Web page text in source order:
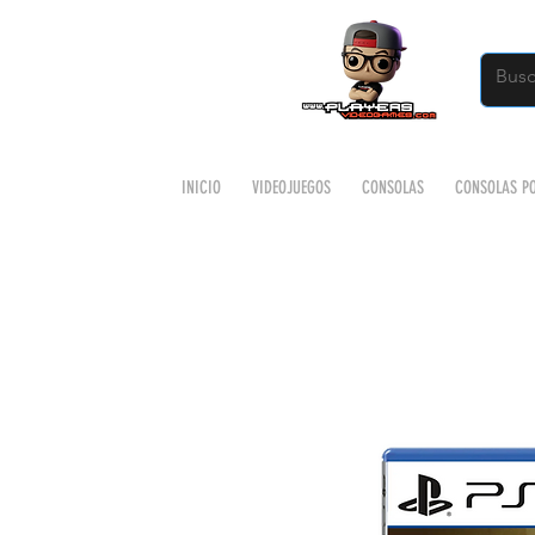
INICIO VIDEOJUEGOS CONSOLAS CONSOLAS